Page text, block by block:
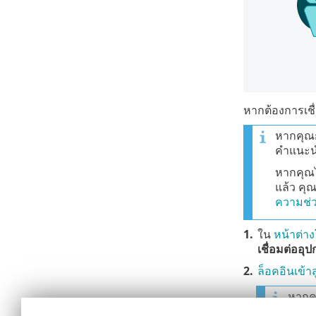
หากต้องการเ
หากคุณ
คำแนะ
หากคุณ
แล้ว คุณ
ความช่
1. ในหน้าต่า
เชื่อมต่ออุป
2. ล็อคอินเข้า
หาก